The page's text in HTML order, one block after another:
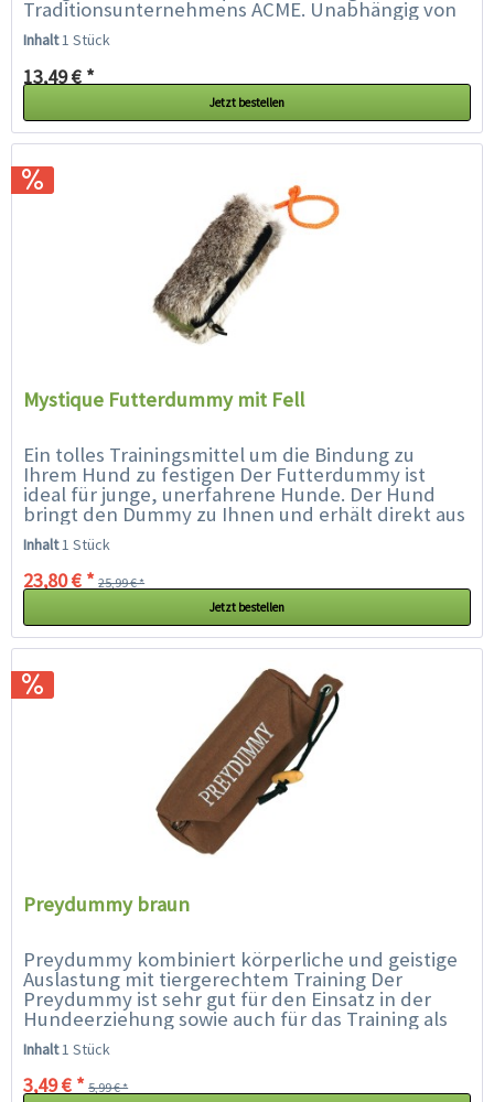
Traditionsunternehmens ACME. Unabhängig von
Wettereinflüssen ist der...
Inhalt1 Stück
13,49 € *
Jetzt bestellen
Mystique Futterdummy mit Fell
Ein tolles Trainingsmittel um die Bindung zu
Ihrem Hund zu festigen Der Futterdummy ist
ideal für junge, unerfahrene Hunde. Der Hund
bringt den Dummy zu Ihnen und erhält direkt aus
dem Dummy eine Belohnung. Diese positive...
Inhalt1 Stück
23,80 € * 25,99 € *
Jetzt bestellen
Preydummy braun
Preydummy kombiniert körperliche und geistige
Auslastung mit tiergerechtem Training Der
Preydummy ist sehr gut für den Einsatz in der
Hundeerziehung sowie auch für das Training als
Jagd- und Beutespielzeug verwendbar. Er ist aus...
Inhalt1 Stück
3,49 € * 5,99 € *